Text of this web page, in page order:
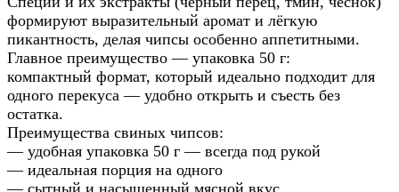
формируют выразительный аромат и лёгкую
пикантность, делая чипсы особенно аппетитными.
Главное преимущество — упаковка 50 г:
компактный формат, который идеально подходит для
одного перекуса — удобно открыть и съесть без
остатка.
Преимущества свиных чипсов:
— удобная упаковка 50 г — всегда под рукой
— идеальная порция на одного